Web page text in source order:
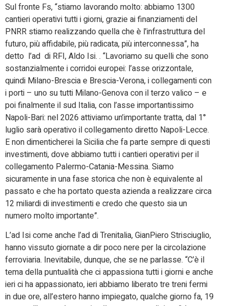
Sul fronte Fs, “stiamo lavorando molto: abbiamo 1300
cantieri operativi tutti i giorni, grazie ai finanziamenti del
PNRR stiamo realizzando quella che è l’infrastruttura del
futuro, più affidabile, più radicata, più interconnessa”, ha
detto l’ad di RFI, Aldo Isi. . “Lavoriamo su quelli che sono
sostanzialmente i corridoi europei: l’asse orizzontale,
quindi Milano-Brescia e Brescia-Verona, i collegamenti con
i porti – uno su tutti Milano-Genova con il terzo valico – e
poi finalmente il sud Italia, con l’asse importantissimo
Napoli-Bari: nel 2026 attiviamo un’importante tratta, dal 1°
luglio sarà operativo il collegamento diretto Napoli-Lecce.
E non dimenticherei la Sicilia che fa parte sempre di questi
investimenti, dove abbiamo tutti i cantieri operativi per il
collegamento Palermo-Catania-Messina. Siamo
sicuramente in una fase storica che non è equivalente al
passato e che ha portato questa azienda a realizzare circa
12 miliardi di investimenti e credo che questo sia un
numero molto importante”.
L’ad Isi come anche l’ad di Trenitalia, GianPiero Strisciuglio,
hanno vissuto giornate a dir poco nere per la circolazione
ferroviaria. Inevitabile, dunque, che se ne parlasse. “C’è il
tema della puntualità che ci appassiona tutti i giorni e anche
ieri ci ha appassionato, ieri abbiamo liberato tre treni fermi
in due ore, all’estero hanno impiegato, qualche giorno fa, 19